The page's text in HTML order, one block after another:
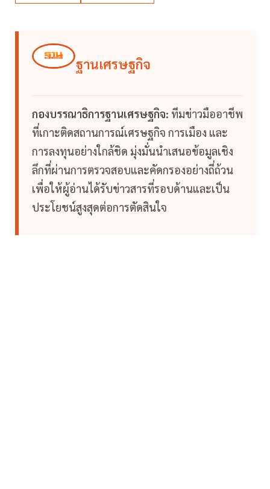
ฐานเศรษฐกิจ
กองบรรณาธิการฐานเศรษฐกิจ: ทีมข่าวมืออาชีพ
ที่เกาะติดสถานการณ์เศรษฐกิจ การเมือง และ
การลงทุนอย่างใกล้ชิด มุ่งมั่นนำเสนอข้อมูลเชิง
ลึกที่ผ่านการตรวจสอบและคัดกรองอย่างถี่ถ้วน
เพื่อให้ผู้อ่านได้รับข่าวสารที่รอบด้านและเป็น
ประโยชน์สูงสุดต่อการตัดสินใจ